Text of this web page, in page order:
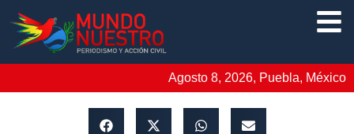
Agosto 8, 2026, Puebla, México